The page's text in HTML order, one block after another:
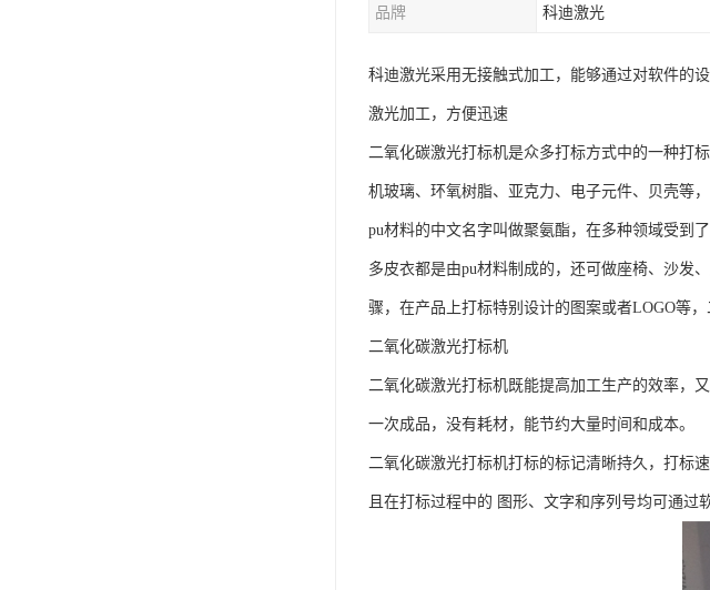
品牌 科迪激光
科迪激光采用无接触式加工，能够通过对软件的
激光加工，方便迅速
二氧化碳激光打标机是众多打标方式中的一种打
机玻璃、环氧树脂、亚克力、电子元件、贝壳等
pu材料的中文名字叫做聚氨酯，在多种领域受到
多皮衣都是由pu材料制成的，还可做座椅、沙发
骤，在产品上打标特别设计的图案或者LOGO等
二氧化碳激光打标机
二氧化碳激光打标机既能提高加工生产的效率，
一次成品，没有耗材，能节约大量时间和成本。
二氧化碳激光打标机打标的标记清晰持久，打标
且在打标过程中的 图形、文字和序列号均可通